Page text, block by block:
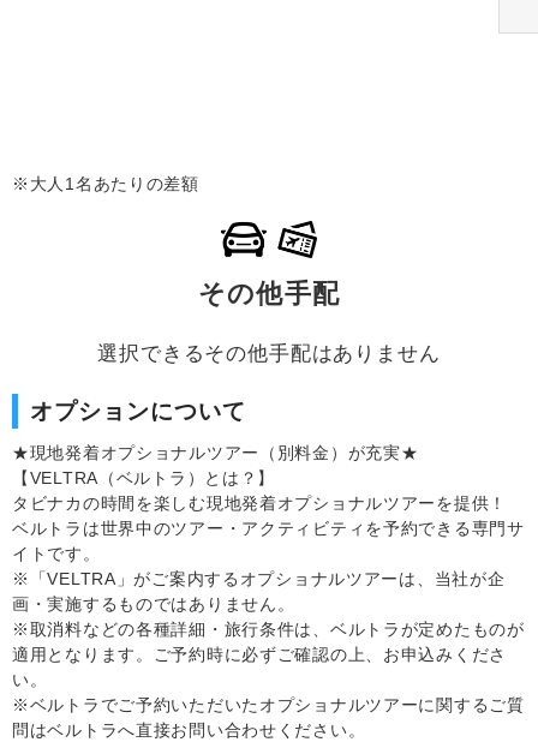
※大人1名あたりの差額
その他手配
選択できるその他手配はありません
オプションについて
★現地発着オプショナルツアー（別料金）が充実★
【VELTRA（ベルトラ）とは？】
タビナカの時間を楽しむ現地発着オプショナルツアーを提供！
ベルトラは世界中のツアー・アクティビティを予約できる専門サ
イトです。
※「VELTRA」がご案内するオプショナルツアーは、当社が企
画・実施するものではありません。
※取消料などの各種詳細・旅行条件は、ベルトラが定めたものが
適用となります。ご予約時に必ずご確認の上、お申込みくださ
い。
※ベルトラでご予約いただいたオプショナルツアーに関するご質
問はベルトラへ直接お問い合わせください。